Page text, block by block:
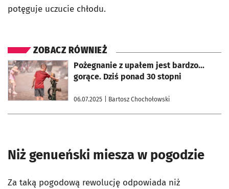
potęguje uczucie chłodu.
ZOBACZ RÓWNIEŻ
Pożegnanie z upałem jest bardzo...
gorące. Dziś ponad 30 stopni
06.07.2025 | Bartosz Chochołowski
otworzy się w nowej karcie
Niż genueński miesza w pogodzie
Za taką pogodową rewolucję odpowiada niż